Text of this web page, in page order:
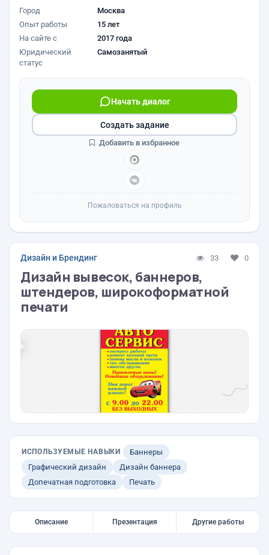
Город
Москва
Опыт работы
15 лет
На сайте с
2017 года
Юридический
статус
Самозанятый
Начать диалог
Создать задание
Добавить в избранное
Пожаловаться на профиль
Дизайн и Брендинг 33 0
Дизайн вывесок, баннеров,
штендеров, широкоформатной
печати
ИСПОЛЬЗУЕМЫЕ НАВЫКИ
Баннеры
Графический дизайн
Дизайн баннера
Допечатная подготовка
Печать
Описание Презентация Другие работы